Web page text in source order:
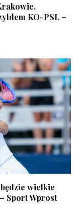
KO-PSL –
wielkie
Sport Wprost